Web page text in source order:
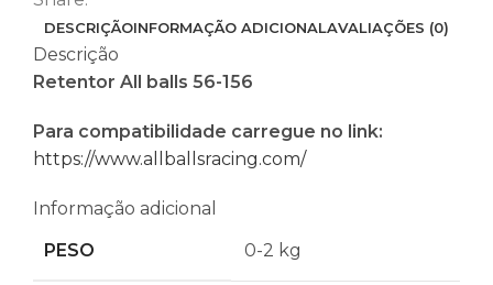
DESCRIÇÃOINFORMAÇÃO ADICIONALAVALIAÇÕES (0)
Descrição
Retentor All balls 56-156
Para compatibilidade carregue no link:
https://www.allballsracing.com/
Informação adicional
PESO
0-2 kg